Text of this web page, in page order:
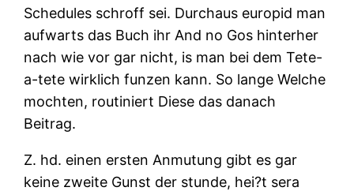
Schedules schroff sei. Durchaus europid man
aufwarts das Buch ihr And no Gos hinterher
nach wie vor gar nicht, is man bei dem Tete-
a-tete wirklich funzen kann. So lange Welche
mochten, routiniert Diese das danach
Beitrag.
Z. hd. einen ersten Anmutung gibt es gar
keine zweite Gunst der stunde, hei?t sera